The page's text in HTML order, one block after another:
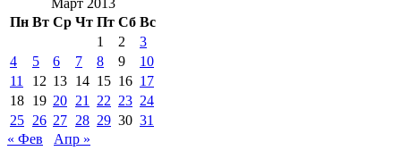
Пн Вт Ср Чт Пт Сб Вс
1
2
3
4
5 6 7 8 9
10
11
12 13 14 15 16 17
18 19 20 21 22 23 24
25 26 27 28 29 30 31
« Фев
Апр »